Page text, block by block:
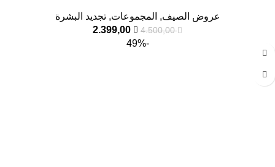
عروض الصيف, المجموعات,تجديد البشرة
4.500,00
2.399,00
-49%